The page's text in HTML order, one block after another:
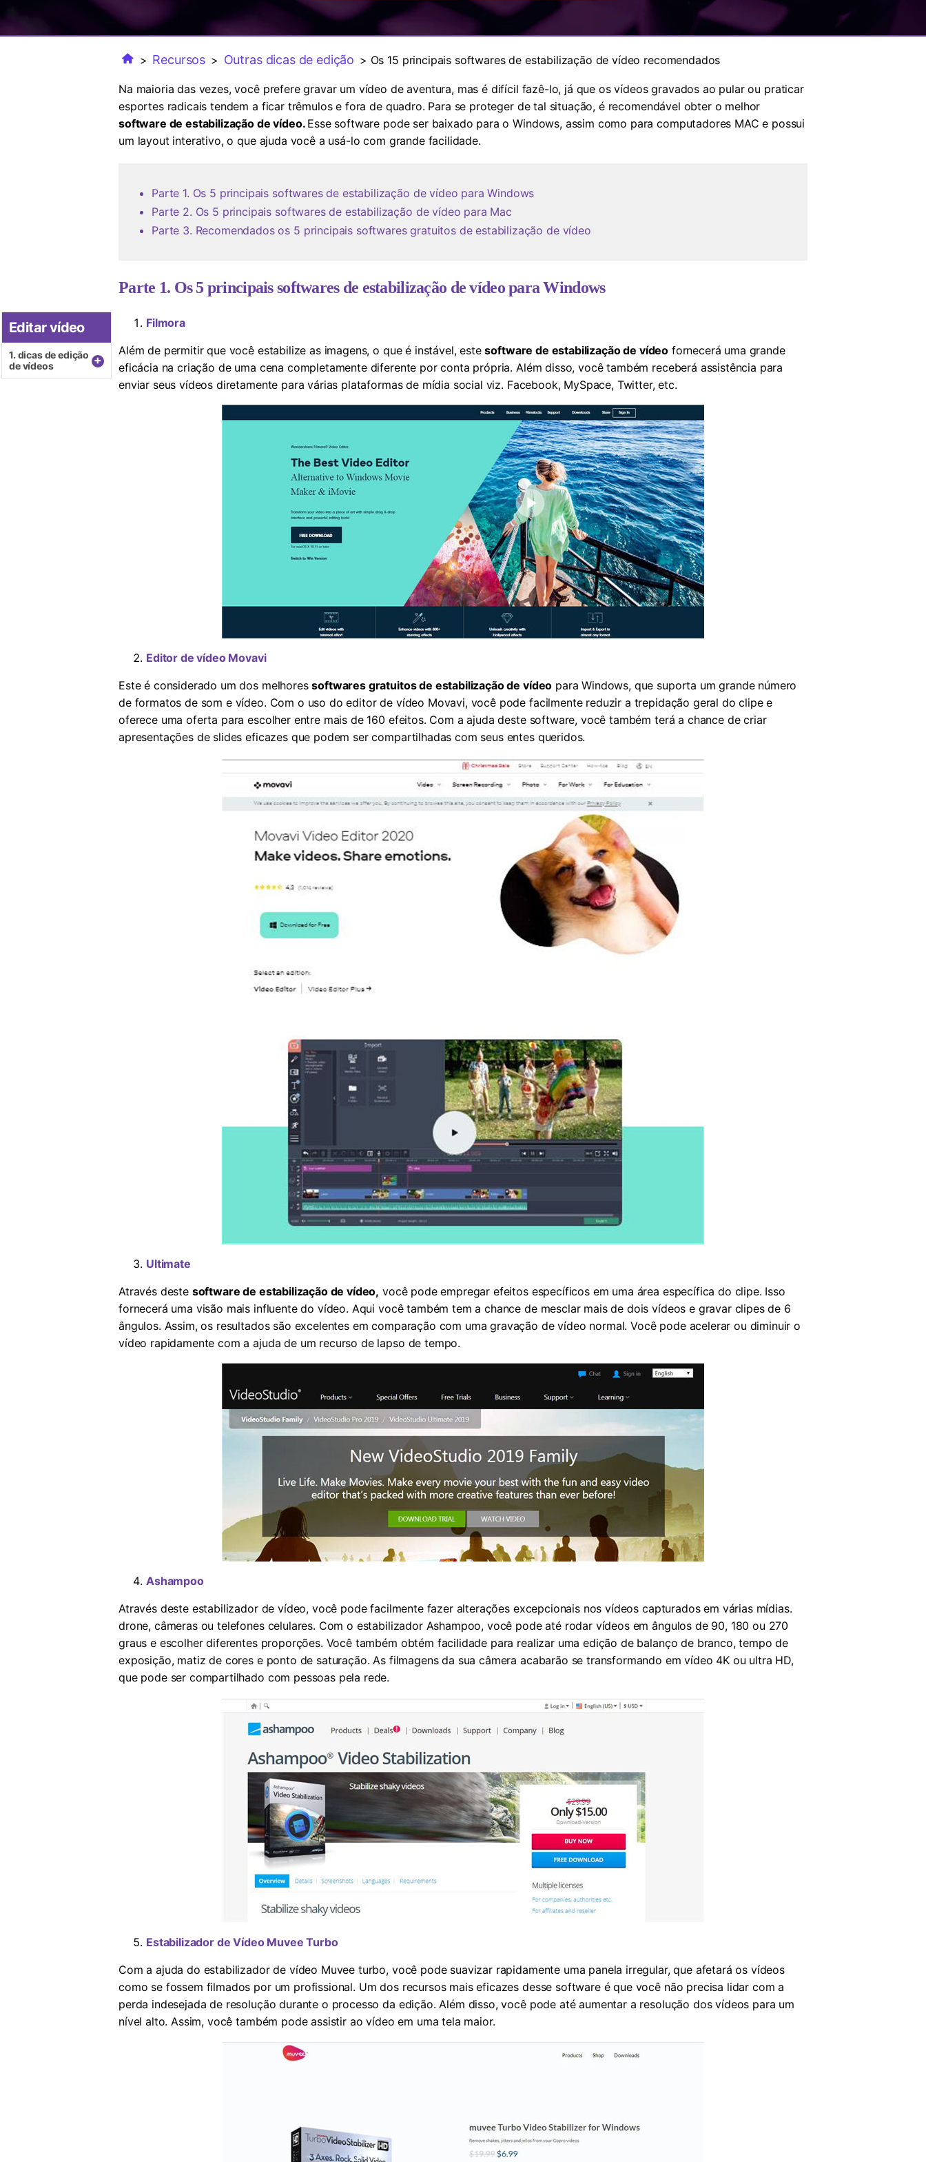
Ver todos os produtos
MAIS SOLUÇÕES
> Recursos > Outras dicas de edição > Os 15 principais softwares de estabilização de vídeo recomendados
Editar vídeo
1. dicas de edição
de vídeos
+
Na maioria das vezes, você prefere gravar um vídeo de aventura, mas é difícil fazê-lo, já que os vídeos gravados ao pular ou praticar
esportes radicais tendem a ficar trêmulos e fora de quadro. Para se proteger de tal situação, é recomendável obter o melhor
software de estabilização de vídeo. Esse software pode ser baixado para o Windows, assim como para computadores MAC e possui
um layout interativo, o que ajuda você a usá-lo com grande facilidade.
Parte 1. Os 5 principais softwares de estabilização de vídeo para Windows
Parte 2. Os 5 principais softwares de estabilização de vídeo para Mac
Parte 3. Recomendados os 5 principais softwares gratuitos de estabilização de vídeo
Parte 1. Os 5 principais softwares de estabilização de vídeo para Windows
Filmora
Além de permitir que você estabilize as imagens, o que é instável, estesoftware de estabilização de vídeo fornecerá uma grande
eficácia na criação de uma cena completamente diferente por conta própria. Além disso, você também receberá assistência para
enviar seus vídeos diretamente para várias plataformas de mídia social viz. Facebook, MySpace, Twitter, etc.
Editor de vídeo Movavi
Este é considerado um dos melhoressoftwares gratuitos de estabilização de vídeo para Windows, que suporta um grande número
de formatos de som e vídeo. Com o uso do editor de vídeo Movavi, você pode facilmente reduzir a trepidação geral do clipe e
oferece uma oferta para escolher entre mais de 160 efeitos. Com a ajuda deste software, você também terá a chance de criar
apresentações de slides eficazes que podem ser compartilhadas com seus entes queridos.
Ultimate
Através deste software de estabilização de vídeo, você pode empregar efeitos específicos em uma área específica do clipe. Isso
fornecerá uma visão mais influente do vídeo. Aqui você também tem a chance de mesclar mais de dois vídeos e gravar clipes de 6
ângulos. Assim, os resultados são excelentes em comparação com uma gravação de vídeo normal. Você pode acelerar ou diminuir o
vídeo rapidamente com a ajuda de um recurso de lapso de tempo.
Ashampoo
Através deste estabilizador de vídeo, você pode facilmente fazer alterações excepcionais nos vídeos capturados em várias mídias.
drone, câmeras ou telefones celulares. Com o estabilizador Ashampoo, você pode até rodar vídeos em ângulos de 90, 180 ou 270
graus e escolher diferentes proporções. Você também obtém facilidade para realizar uma edição de balanço de branco, tempo de
exposição, matiz de cores e ponto de saturação. As filmagens da sua câmera acabarão se transformando em vídeo 4K ou ultra HD,
que pode ser compartilhado com pessoas pela rede.
Estabilizador de Vídeo Muvee Turbo
Com a ajuda do estabilizador de vídeo Muvee turbo, você pode suavizar rapidamente uma panela irregular, que afetará os vídeos
como se fossem filmados por um profissional. Um dos recursos mais eficazes desse software é que você não precisa lidar com a
perda indesejada de resolução durante o processo da edição. Além disso, você pode até aumentar a resolução dos vídeos para um
nível alto. Assim, você também pode assistir ao vídeo em uma tela maior.